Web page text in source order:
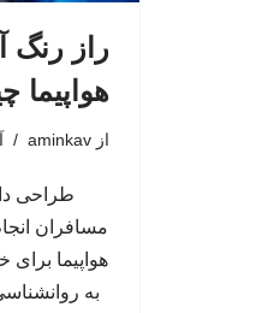
راز رنگ
از aminkav
طراحی
مسافران
هواپیما
به